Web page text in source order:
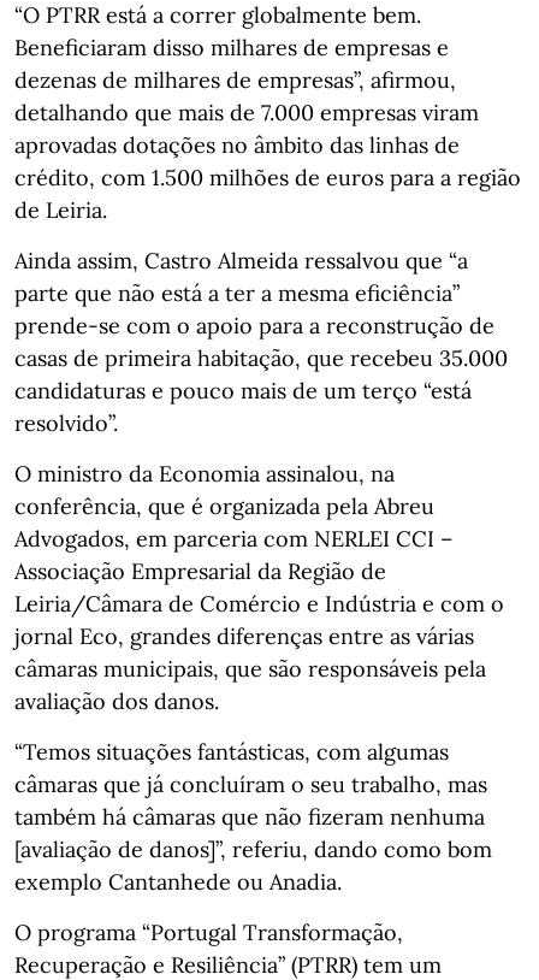
“O PTRR está a correr globalmente bem.
Beneficiaram disso milhares de empresas e
dezenas de milhares de empresas”, afirmou,
detalhando que mais de 7.000 empresas viram
aprovadas dotações no âmbito das linhas de
crédito, com 1.500 milhões de euros para a região
de Leiria.
Ainda assim, Castro Almeida ressalvou que “a
parte que não está a ter a mesma eficiência”
prende-se com o apoio para a reconstrução de
casas de primeira habitação, que recebeu 35.000
candidaturas e pouco mais de um terço “está
resolvido”.
O ministro da Economia assinalou, na
conferência, que é organizada pela Abreu
Advogados, em parceria com NERLEI CCI –
Associação Empresarial da Região de
Leiria/Câmara de Comércio e Indústria e com o
jornal Eco, grandes diferenças entre as várias
câmaras municipais, que são responsáveis pela
avaliação dos danos.
“Temos situações fantásticas, com algumas
câmaras que já concluíram o seu trabalho, mas
também há câmaras que não fizeram nenhuma
[avaliação de danos]”, referiu, dando como bom
exemplo Cantanhede ou Anadia.
O programa “Portugal Transformação,
Recuperação e Resiliência” (PTRR) tem um